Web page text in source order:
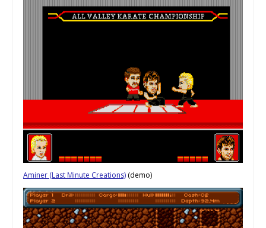
Aminer (Last Minute Creations) (demo)